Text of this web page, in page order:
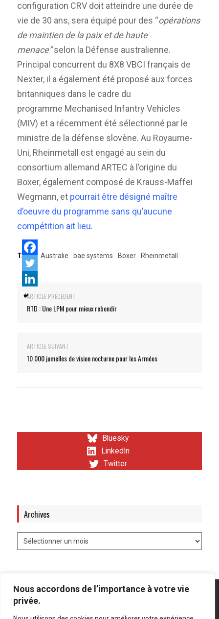
Nous accordons de l’importance à votre vie
privée.
configuration CRV doit atteindre une durée de
vie de 30 ans, sera équipé pour des “opérations
de maintien de la paix et de haute
menace”selon la Défense australienne.
Principal concurrent du 8X8 VBCI français de
Nexter, il a également été proposé aux forces
britanniques dans le cadre du
programme Mechanised Infantry Vehicles
(MIV) et a récemment été sélectionné par le
ministre de la défense slovène. Au Royaume-
Uni, Rheinmetall est engagé au sein du
consortium allemand ARTEC à l’origine du
Boxer, également composé de Krauss-Maffei
Wegmann, et pourrait être désigné maître
d’oeuvre du programme sans qu’aucune
compétition ait lieu.
Tags: Australie bae systems Boxer Rheinmetall
ARTICLE PRÉCÉDENT
RTD : Une LPM pour mieux rebondir
ARTICLE SUIVANT
10 000 jumelles de vision nocturne pour les Armées
Bluesky
LinkedIn
Twitter
Archives